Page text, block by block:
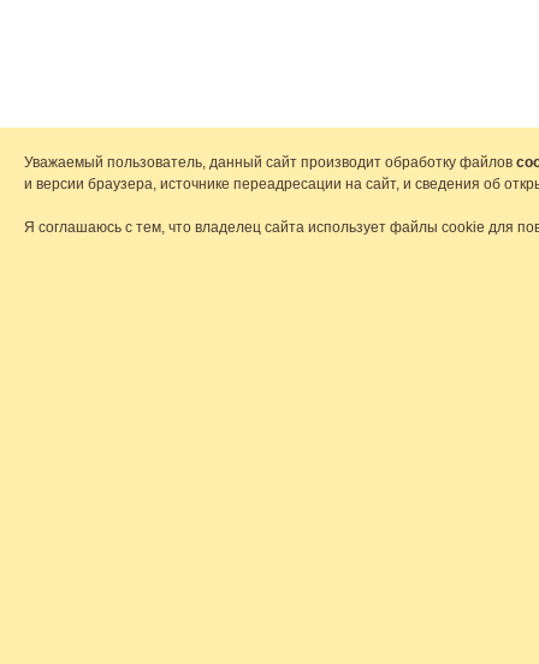
Уважаемый пользователь, данный сайт производит обработку файлов
и версии браузера, источнике переадресации на сайт, и сведения об
Я соглашаюсь с тем, что владелец сайта использует файлы cookie для